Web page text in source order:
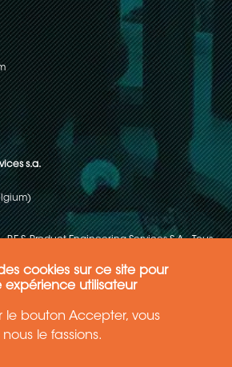
cookies sur ce site pour
expérience utilisateur
le bouton Accepter, vous
le fassions.
s.a.
Product Engineering Services S.A. - Tous
de protection des données
générales de ventes